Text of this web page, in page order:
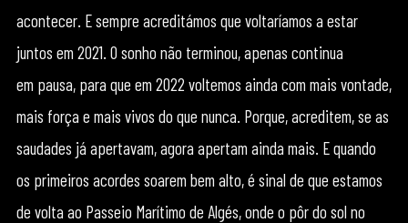
acontecer. E sempre acreditámos que voltaríamos a estar
juntos em 2021. O sonho não terminou, apenas continua
em pausa, para que em 2022 voltemos ainda com mais vontade,
mais força e mais vivos do que nunca. Porque, acreditem, se as
saudades já apertavam, agora apertam ainda mais. E quando
os primeiros acordes soarem bem alto, é sinal de que estamos
de volta ao Passeio Marítimo de Algés, onde o pôr do sol no